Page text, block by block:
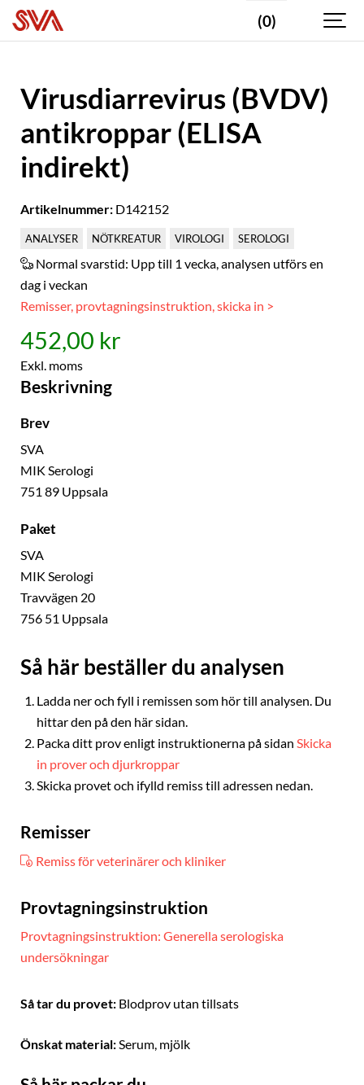
(0)
Virusdiarrevirus (BVDV)
antikroppar (ELISA
indirekt)
Artikelnummer: D142152
ANALYSER NÖTKREATUR VIROLOGI SEROLOGI
Normal svarstid: Upp till 1 vecka, analysen utförs en
dag i veckan
Remisser, provtagningsinstruktion, skicka in >
452,00 kr
Exkl. moms
Beskrivning
Brev
SVA
MIK Serologi
751 89 Uppsala
Paket
SVA
MIK Serologi
Travvägen 20
756 51 Uppsala
Så här beställer du analysen
Ladda ner och fyll i remissen som hör till analysen. Du
hittar den på den här sidan.
Packa ditt prov enligt instruktionerna på sidan Skicka
in prover och djurkroppar
Skicka provet och ifylld remiss till adressen nedan.
Remisser
Remiss för veterinärer och kliniker
Provtagningsinstruktion
Provtagningsinstruktion: Generella serologiska
undersökningar
Så tar du provet: Blodprov utan tillsats
Önskat material: Serum, mjölk